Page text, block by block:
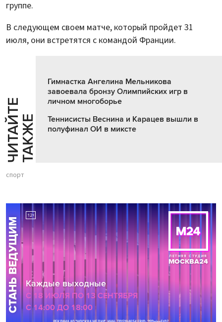
группе.
В следующем своем матче, который пройдет 31
июля, они встретятся с командой Франции.
Ч
И
Т
АЙ
Т
Е
Т
А
К
ЖЕ
Гимнастка Ангелина Мельникова
завоевала бронзу Олимпийских игр в
личном многоборье
Теннисисты Веснина и Карацев вышли в
полуфинал ОИ в миксте
спорт